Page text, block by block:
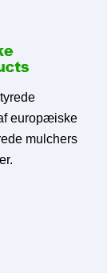
europæiske
mulchers